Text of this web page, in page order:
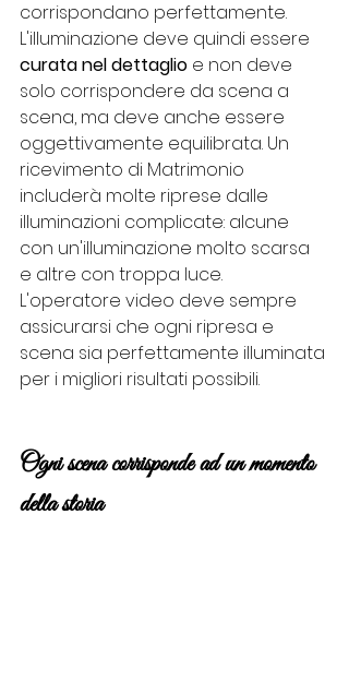
corrispondano perfettamente.
L'illuminazione deve quindi essere
curata nel dettaglio e non deve
solo corrispondere da scena a
scena, ma deve anche essere
oggettivamente equilibrata. Un
ricevimento di Matrimonio
includerà molte riprese dalle
illuminazioni complicate: alcune
con un'illuminazione molto scarsa
e altre con troppa luce.
L'operatore video deve sempre
assicurarsi che ogni ripresa e
scena sia perfettamente illuminata
per i migliori risultati possibili.
Ogni scena corrisponde ad un momento
della storia